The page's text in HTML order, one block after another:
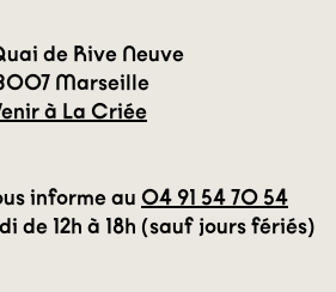
de Rive Neuve
Marseille
à La Criée
informe au 04 91 54 70 54
de 12h à 18h (sauf jours fériés)